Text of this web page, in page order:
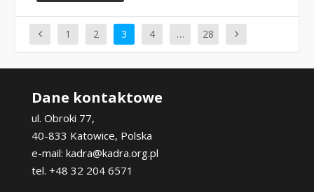
1 2 3 4 … 28
Dane kontaktowe
ul. Obroki 77,
40-833 Katowice, Polska
e-mail: kadra@kadra.org.pl
tel. +48 32 204 6571